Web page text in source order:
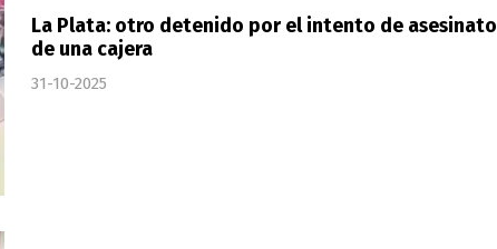
La Plata: otro detenido por el intento de asesinato
de una cajera
31-10-2025